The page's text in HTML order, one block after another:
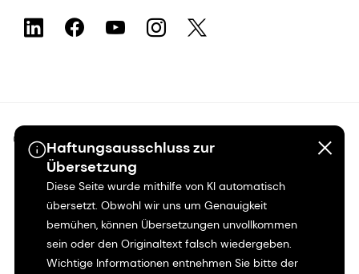
Haftungsausschluss zur
Übersetzung
Diese Seite wurde mithilfe von KI automatisch
übersetzt. Obwohl wir uns um Genauigkeit
bemühen, können Übersetzungen unvollkommen
sein oder den Originaltext falsch wiedergeben.
Wichtige Informationen entnehmen Sie bitte der
©2026 dsm-firmenich. Alle Rechte vorbehalten.
Hinweis zum Datenschutz
Bedingungen für die Nutzung
Bedingungen und Konditionen